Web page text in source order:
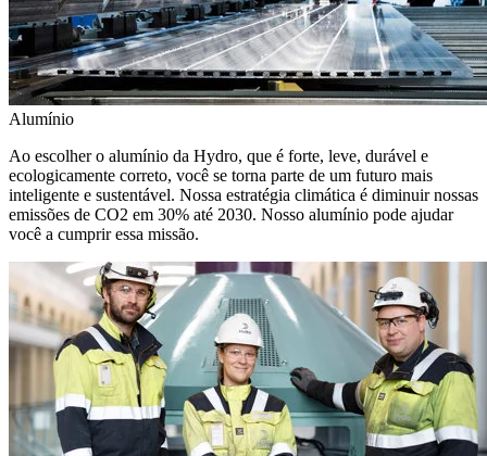
Alumínio
Ao escolher o alumínio da Hydro, que é forte, leve, durável e
ecologicamente correto, você se torna parte de um futuro mais
inteligente e sustentável. Nossa estratégia climática é diminuir nossas
emissões de CO2 em 30% até 2030. Nosso alumínio pode ajudar
você a cumprir essa missão.